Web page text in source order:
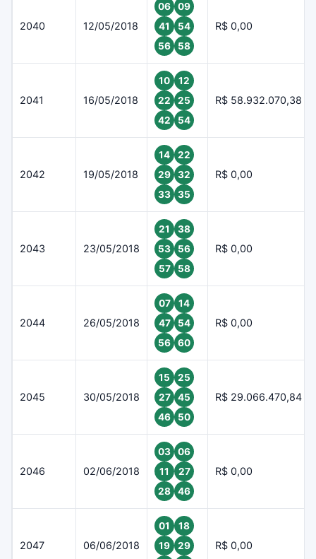
2040 12/05/2018
06
09
41
54
56
58
R$ 0,00
2041 16/05/2018
10
12
22
25
42
54
R$ 58.932.070,38
2042 19/05/2018
14
22
29
32
33
35
R$ 0,00
2043 23/05/2018
21
38
53
56
57
58
R$ 0,00
2044 26/05/2018
07
14
47
54
56
60
R$ 0,00
2045 30/05/2018
15
25
27
45
46
50
R$ 29.066.470,84
2046 02/06/2018
03
06
11
27
28
46
R$ 0,00
2047 06/06/2018
01
18
19
29
R$ 0,00